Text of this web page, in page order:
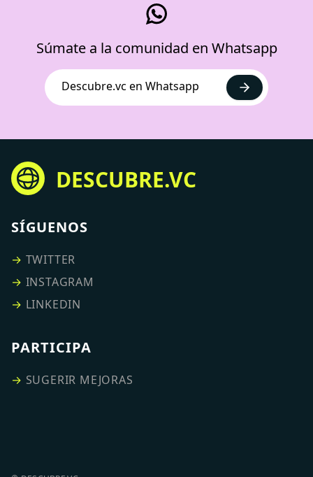
Súmate a la comunidad en Whatsapp
Descubre.vc en Whatsapp
DESCUBRE.VC
SÍGUENOS
→ TWITTER
→ INSTAGRAM
→ LINKEDIN
PARTICIPA
→ SUGERIR MEJORAS